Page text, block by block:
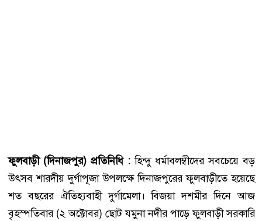
ফুলবাড়ী (দিনাজপুর) প্রতিনিধি : হিন্দু ধর্মাবলম্বীদের সবচেয়ে বড়
উৎসব শারদীয় দুর্গাপূজা উপলক্ষে দিনাজপুরের ফুলবাড়ীতে হয়েছে
শত বছরের ঐতিহ্যবাহী দুর্গামেলা। বিজয়া দশমীর দিনে আজ
বৃহস্পতিবার (২ অক্টোবর) ছোট যমুনা নদীর পাড়ে ফুলবাড়ী সরকারি